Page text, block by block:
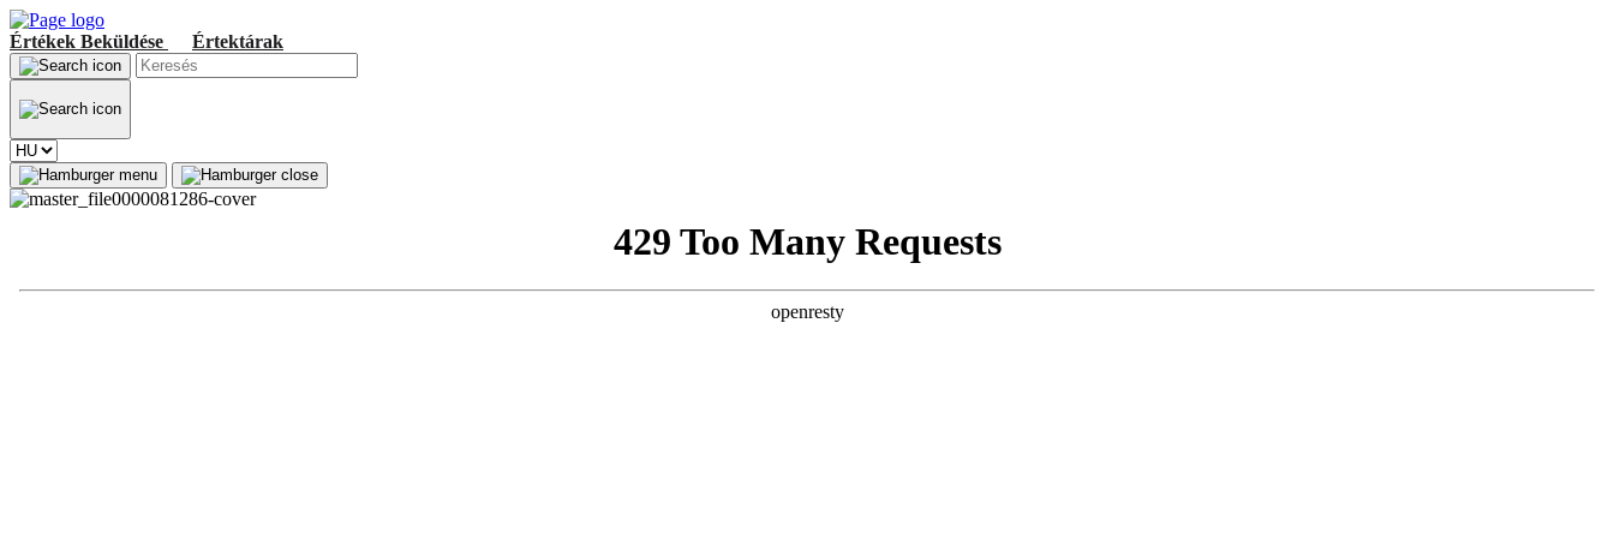
Értékek Beküldése Értektárak